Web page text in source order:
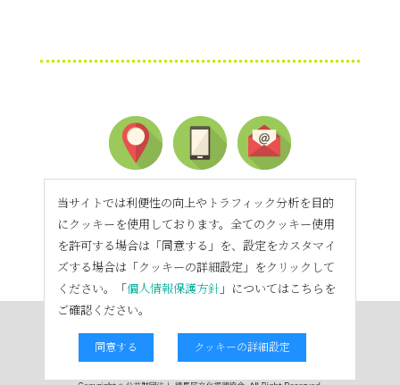
当サイトでは利便性の向上やトラフィック分析を目的
にクッキーを使用しております。全てのクッキー使用
を許可する場合は「同意する」を、設定をカスタマイ
ズする場合は「クッキーの詳細設定」をクリックして
ください。「個人情報保護方針 」についてはこちらを
ご確認ください。
同意する クッキーの詳細設定